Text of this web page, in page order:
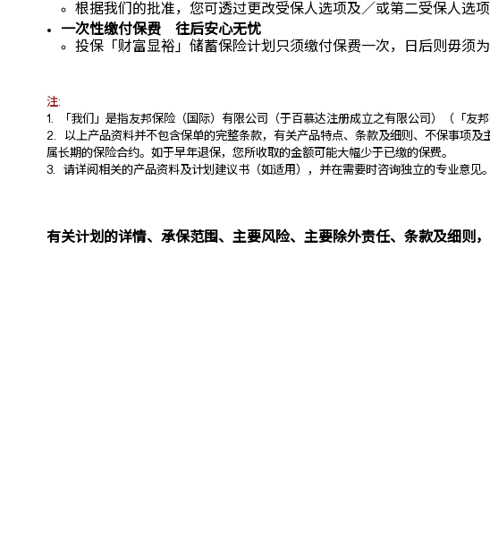
根据我们的批准，您可透过更改受保人选项及／或第二受保人选项
一次性缴付保费 往后安心无忧
投保「财富显裕」储蓄保险计划只须缴付保费一次，日后则毋须
注:
1. 「我们」是指友邦保险（国际）有限公司（于百慕达注册成立之有限公司）（「友邦
2. 以上产品资料并不包含保单的完整条款，有关产品特点、条款及细则、不保事项
属长期的保险合约。如于早年退保，您所收取的金额可能大幅少于已缴的保费。
3. 请详阅相关的产品资料及计划建议书（如适用），并在需要时咨询独立的专业意见。
有关计划的详情、承保范围、主要风险、主要除外责任、条款及细则，